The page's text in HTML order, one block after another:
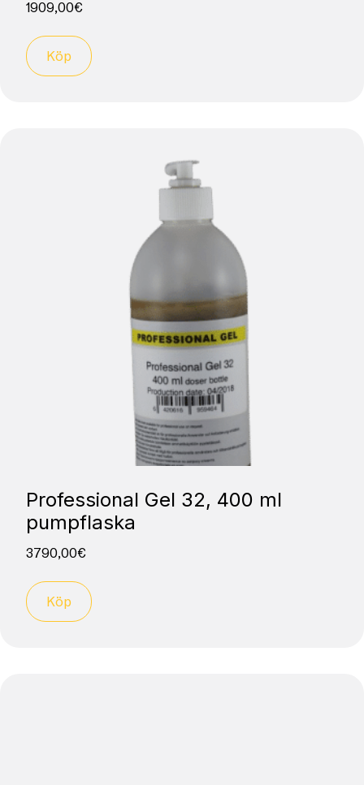
1909,00€
Köp
Professional Gel 32, 400 ml
pumpflaska
3790,00€
Köp